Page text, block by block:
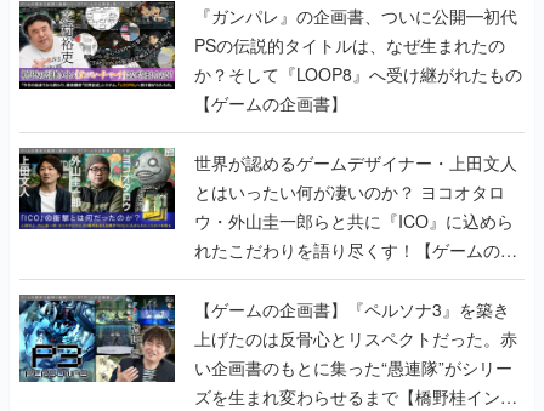
『ガンパレ』の企画書、ついに公開━初代
PSの伝説的タイトルは、なぜ生まれたの
か？そして『LOOP8』へ受け継がれたもの
【ゲームの企画書】
世界が認めるゲームデザイナー・上田文人
とはいったい何が凄いのか？ ヨコオタロ
ウ・外山圭一郎らと共に『ICO』に込めら
れたこだわりを語り尽くす！【ゲームの企
画書】
【ゲームの企画書】『ペルソナ3』を築き
上げたのは反骨心とリスペクトだった。赤
い企画書のもとに集った“愚連隊”がシリー
ズを生まれ変わらせるまで【橋野桂インタ